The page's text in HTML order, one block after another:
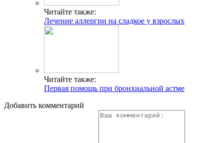
Читайте также:
Лечение аллергии на сладкое у взрослых
Читайте также:
Первая помощь при бронхиальной астме
Добавить комментарий